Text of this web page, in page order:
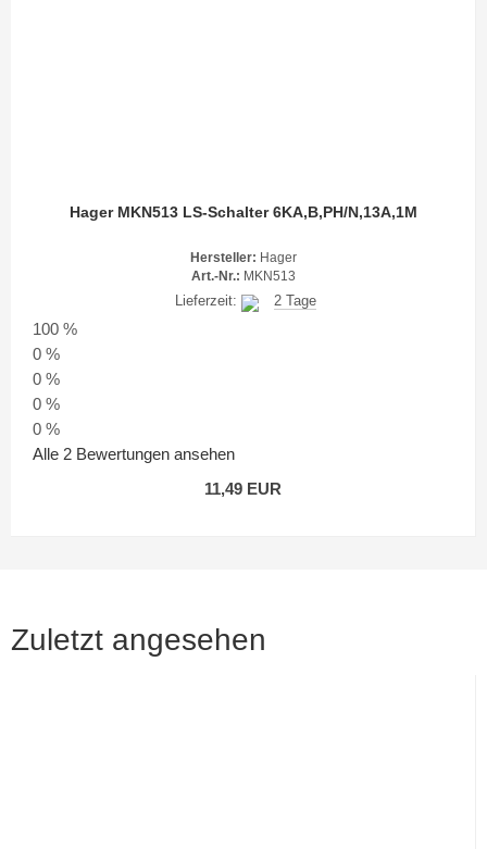
Hager MKN513 LS-Schalter 6KA,B,PH/N,13A,1M
Hersteller: Hager
Art.-Nr.: MKN513
Lieferzeit: 2 Tage
100 %
0 %
0 %
0 %
0 %
Alle 2 Bewertungen ansehen
11,49 EUR
Zuletzt angesehen